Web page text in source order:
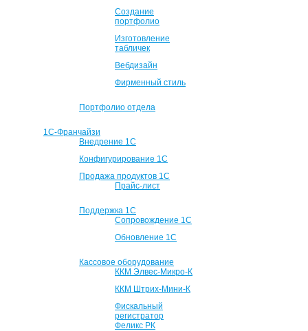
Создание
портфолио
Изготовление
табличек
Вебдизайн
Фирменный стиль
Портфолио отдела
1С-Франчайзи
Внедрение 1С
Конфигурирование 1С
Продажа продуктов 1С
Прайс-лист
Поддержка 1С
Сопровождение 1С
Обновление 1С
Кассовое оборудование
ККМ Элвес-Микро-К
ККМ Штрих-Мини-К
Фискальный
регистратор
Феликс РК